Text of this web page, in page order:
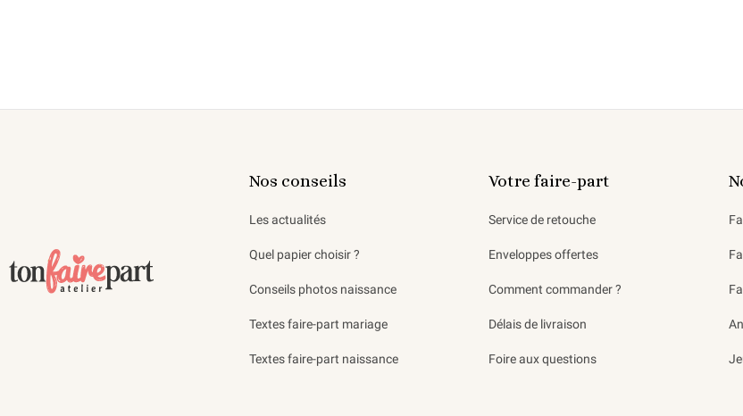
Nos conseils
Les actualités
Quel papier choisir ?
Conseils photos naissance
Textes faire-part mariage
Textes faire-part naissance
Votre faire-part
Service de retouche
Enveloppes offertes
Comment commander ?
Délais de livraison
Foire aux questions